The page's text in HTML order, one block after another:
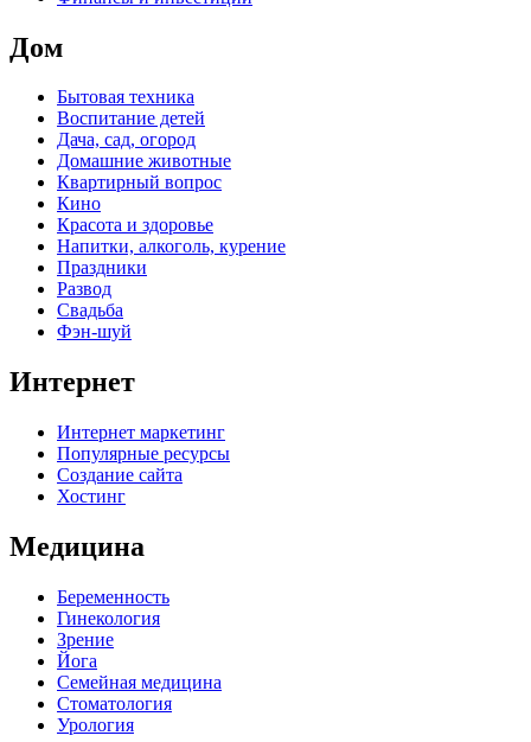
Дом
Бытовая техника
Воспитание детей
Дача, сад, огород
Домашние животные
Квартирный вопрос
Кино
Красота и здоровье
Напитки, алкоголь, курение
Праздники
Развод
Свадьба
Фэн-шуй
Интернет
Интернет маркетинг
Популярные ресурсы
Создание сайта
Хостинг
Медицина
Беременность
Гинекология
Зрение
Йога
Семейная медицина
Стоматология
Урология